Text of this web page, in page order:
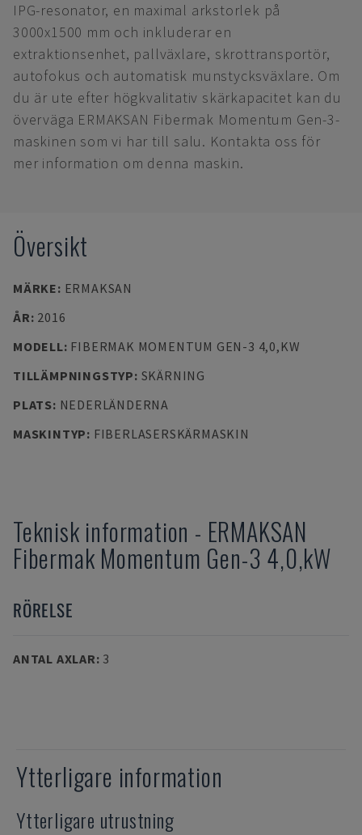
IPG-resonator, en maximal arkstorlek på
3000x1500 mm och inkluderar en
extraktionsenhet, pallväxlare, skrottransportör,
autofokus och automatisk munstycksväxlare. Om
du är ute efter högkvalitativ skärkapacitet kan du
överväga ERMAKSAN Fibermak Momentum Gen-3-
maskinen som vi har till salu. Kontakta oss för
mer information om denna maskin.
Översikt
MÄRKE: ERMAKSAN
ÅR: 2016
MODELL: FIBERMAK MOMENTUM GEN-3 4,0,KW
TILLÄMPNINGSTYP: SKÄRNING
PLATS: NEDERLÄNDERNA
MASKINTYP: FIBERLASERSKÄRMASKIN
Teknisk information - ERMAKSAN
Fibermak Momentum Gen-3 4,0,kW
RÖRELSE
ANTAL AXLAR: 3
Ytterligare information
Ytterligare utrustning